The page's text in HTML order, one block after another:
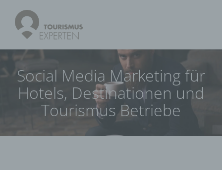
Social Media Marketing für
Hotels, Destinationen und
Tourismus Betriebe